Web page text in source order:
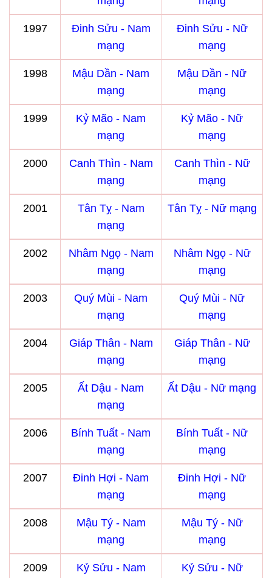
1997
Đinh Sửu - Nam
mạng
Đinh Sửu - Nữ
mạng
1998
Mậu Dần - Nam
mạng
Mậu Dần - Nữ
mạng
1999
Kỷ Mão - Nam
mạng
Kỷ Mão - Nữ
mạng
2000
Canh Thìn - Nam
mạng
Canh Thìn - Nữ
mạng
2001
Tân Tỵ - Nam
mạng
Tân Tỵ - Nữ mạng
2002
Nhâm Ngọ - Nam
mạng
Nhâm Ngọ - Nữ
mạng
2003
Quý Mùi - Nam
mạng
Quý Mùi - Nữ
mạng
2004
Giáp Thân - Nam
mạng
Giáp Thân - Nữ
mạng
2005
Ất Dậu - Nam
mạng
Ất Dậu - Nữ mạng
2006
Bính Tuất - Nam
mạng
Bính Tuất - Nữ
mạng
2007
Đinh Hợi - Nam
mạng
Đinh Hợi - Nữ
mạng
2008
Mậu Tý - Nam
mạng
Mậu Tý - Nữ
mạng
2009
Kỷ Sửu - Nam
Kỷ Sửu - Nữ